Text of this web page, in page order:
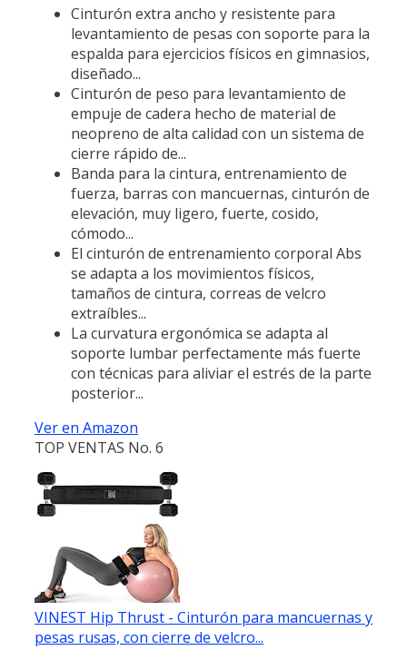
Cinturón extra ancho y resistente para
levantamiento de pesas con soporte para la
espalda para ejercicios físicos en gimnasios,
diseñado...
Cinturón de peso para levantamiento de
empuje de cadera hecho de material de
neopreno de alta calidad con un sistema de
cierre rápido de...
Banda para la cintura, entrenamiento de
fuerza, barras con mancuernas, cinturón de
elevación, muy ligero, fuerte, cosido,
cómodo...
El cinturón de entrenamiento corporal Abs
se adapta a los movimientos físicos,
tamaños de cintura, correas de velcro
extraíbles...
La curvatura ergonómica se adapta al
soporte lumbar perfectamente más fuerte
con técnicas para aliviar el estrés de la parte
posterior...
Ver en Amazon
TOP VENTAS No. 6
VINEST Hip Thrust - Cinturón para mancuernas y
pesas rusas, con cierre de velcro...